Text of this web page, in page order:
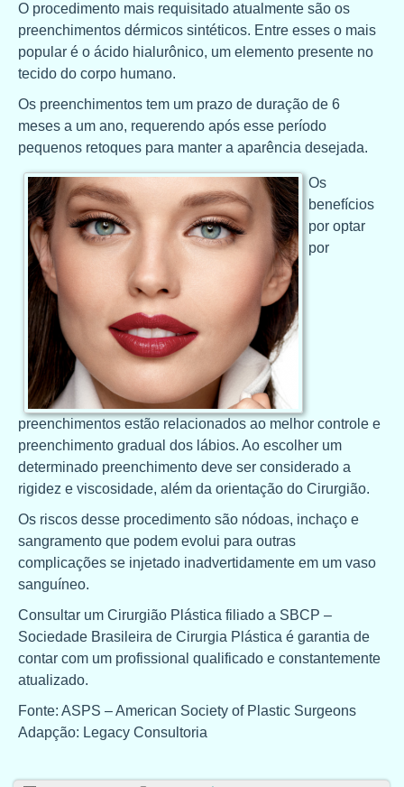
O procedimento mais requisitado atualmente são os
preenchimentos dérmicos sintéticos. Entre esses o mais
popular é o ácido hialurônico, um elemento presente no
tecido do corpo humano.
Os preenchimentos tem um prazo de duração de 6
meses a um ano, requerendo após esse período
pequenos retoques para manter a aparência desejada.
Os
benefícios
por optar
por
preenchimentos estão relacionados ao melhor controle e
preenchimento gradual dos lábios. Ao escolher um
determinado preenchimento deve ser considerado a
rigidez e viscosidade, além da orientação do Cirurgião.
Os riscos desse procedimento são nódoas, inchaço e
sangramento que podem evolui para outras
complicações se injetado inadvertidamente em um vaso
sanguíneo.
Consultar um Cirurgião Plástica filiado a SBCP –
Sociedade Brasileira de Cirurgia Plástica é garantia de
contar com um profissional qualificado e constantemente
atualizado.
Fonte: ASPS – American Society of Plastic Surgeons
Adapção: Legacy Consultoria